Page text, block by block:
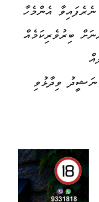
އެންމެހާ
ބިރުވެރިކަމެއް
ވިދާޅުވި